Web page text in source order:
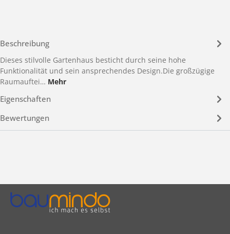
Beschreibung
Dieses stilvolle Gartenhaus besticht durch seine hohe
Funktionalität und sein ansprechendes Design.Die großzügige
Raumauftei… Mehr
Eigenschaften
Bewertungen